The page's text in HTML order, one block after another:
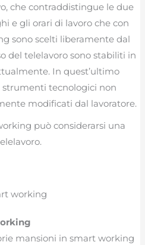
che contraddistingue le due
e gli orari di lavoro che con
sono scelti liberamente dal
del telelavoro sono stabiliti in
In quest’ultimo
strumenti tecnologici non
modificati dal lavoratore.
può considerarsi una
working
mansioni in smart working